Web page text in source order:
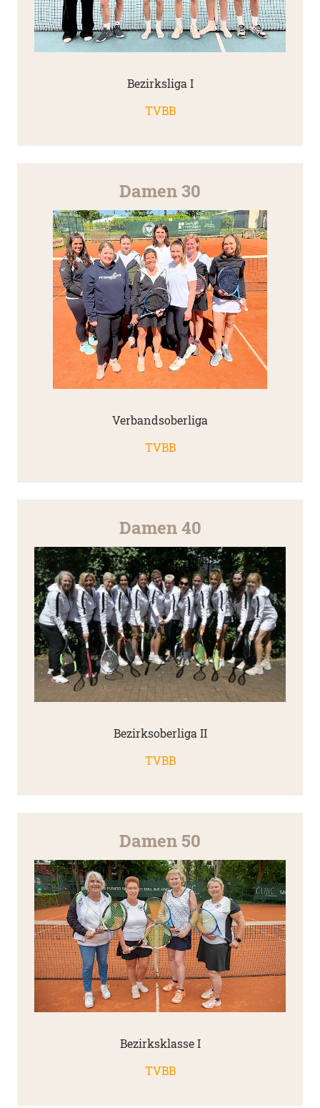
Bezirksliga I
TVBB
Damen 30
Verbandsoberliga
TVBB
Damen 40
Bezirksoberliga II
TVBB
Damen 50
Bezirksklasse I
TVBB